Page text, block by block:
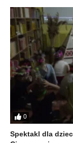
0
Spektakl dla